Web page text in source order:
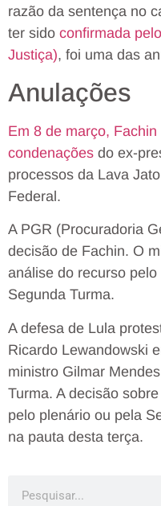
razão da sentença no
ter sido confirmada
Justiça), foi uma das
Anulações
Em 8 de março,
condenações do ex-
processos da Lava
Federal.
A PGR (Procuradoria
decisão de Fachin. O
análise do recurso
Segunda Turma.
A defesa de Lula
Ricardo Lewandowski
ministro Gilmar
Turma. A decisão
pelo plenário ou pela
na pauta desta terça.